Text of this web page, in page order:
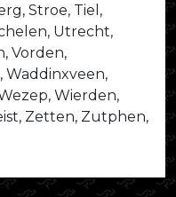
Stroe, Tiel,
Utrecht,
Vorden,
Wierden,
Zetten, Zutphen,